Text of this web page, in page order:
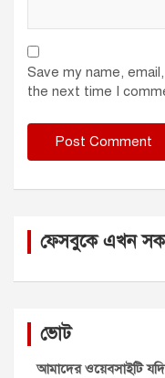
Save my name,
the next time I
ফেসবুকে এখন
ভোট
আমাদের ওয়েবসাইটি